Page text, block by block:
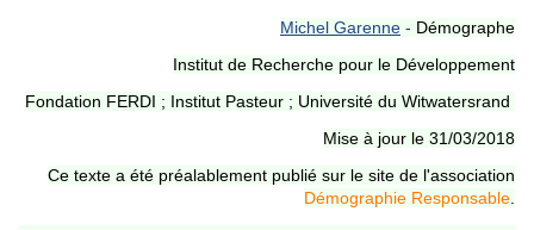
Michel Garenne - Démographe
Institut de Recherche pour le Développement
Fondation FERDI ; Institut Pasteur ; Université du Witwatersrand
Mise à jour le 31/03/2018
Ce texte a été préalablement publié sur le site de l'association
Démographie Responsable